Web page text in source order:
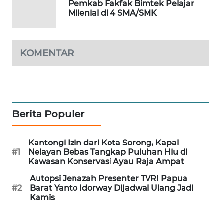
Pemkab Fakfak Bimtek Pelajar
Milenial di 4 SMA/SMK
KOMENTAR
Berita Populer
#1
Kantongi Izin dari Kota Sorong, Kapal
Nelayan Bebas Tangkap Puluhan Hiu di
Kawasan Konservasi Ayau Raja Ampat
#2
Autopsi Jenazah Presenter TVRI Papua
Barat Yanto Idorway Dijadwal Ulang Jadi
Kamis
METRO
SIANTAR
NEWS
MEDAN
NEWS
METRO
JAKARTA
NEWS
KRT
NEWS